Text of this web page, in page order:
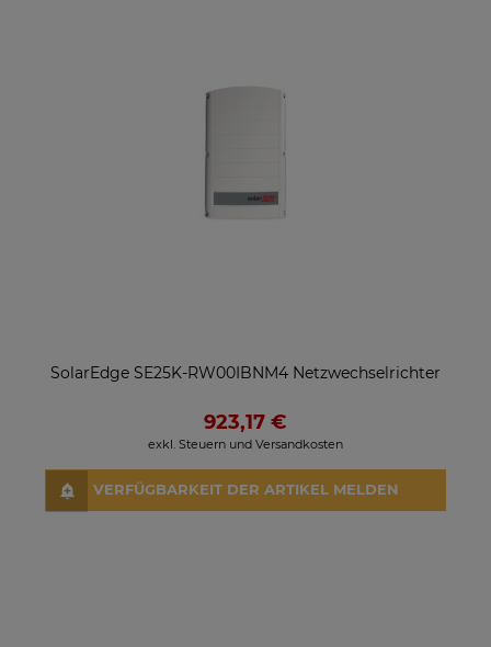
SolarEdge SE25K-RW00IBNM4 Netzwechselrichter
923,17 €
exkl. Steuern und Versandkosten
VERFÜGBARKEIT DER ARTIKEL MELDEN